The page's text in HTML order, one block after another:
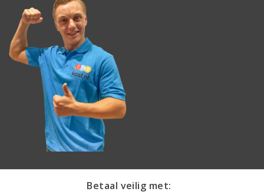
Betaal veilig met: